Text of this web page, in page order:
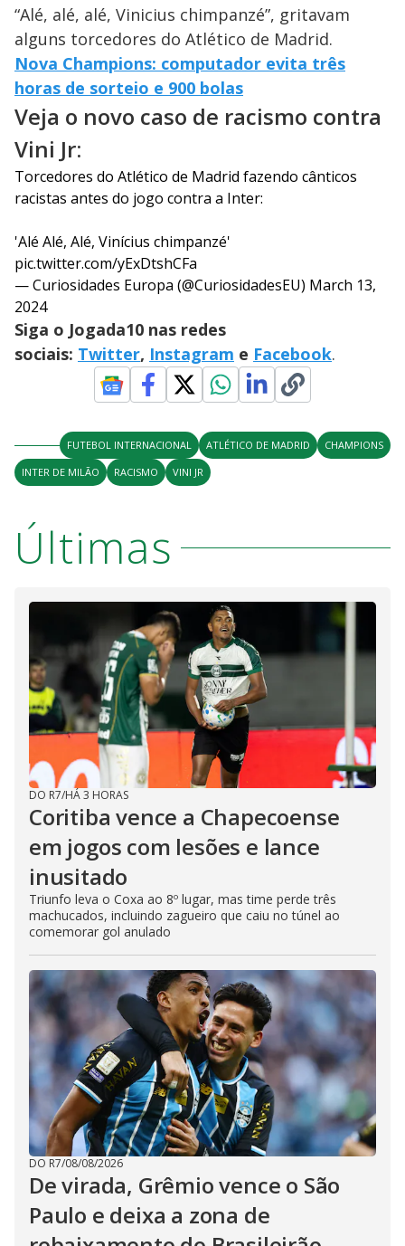
“Alé, alé, alé, Vinicius chimpanzé”, gritavam
alguns torcedores do Atlético de Madrid.
Nova Champions: computador evita três
horas de sorteio e 900 bolas
Veja o novo caso de racismo contra
Vini Jr:
Torcedores do Atlético de Madrid fazendo cânticos
racistas antes do jogo contra a Inter:
'Alé Alé, Alé, Vinícius chimpanzé'
pic.twitter.com/yExDtshCFa
— Curiosidades Europa (@CuriosidadesEU) March 13,
2024
Siga o Jogada10 nas redes
sociais: Twitter, Instagram e Facebook.
FUTEBOL INTERNACIONAL ATLÉTICO DE MADRID
CHAMPIONS
INTER DE MILÃO
RACISMO VINI JR
Últimas
DO R7/HÁ 3 HORAS
Coritiba vence a Chapecoense
em jogos com lesões e lance
inusitado
Triunfo leva o Coxa ao 8º lugar, mas time perde três
machucados, incluindo zagueiro que caiu no túnel ao
comemorar gol anulado
DO R7/08/08/2026
De virada, Grêmio vence o São
Paulo e deixa a zona de